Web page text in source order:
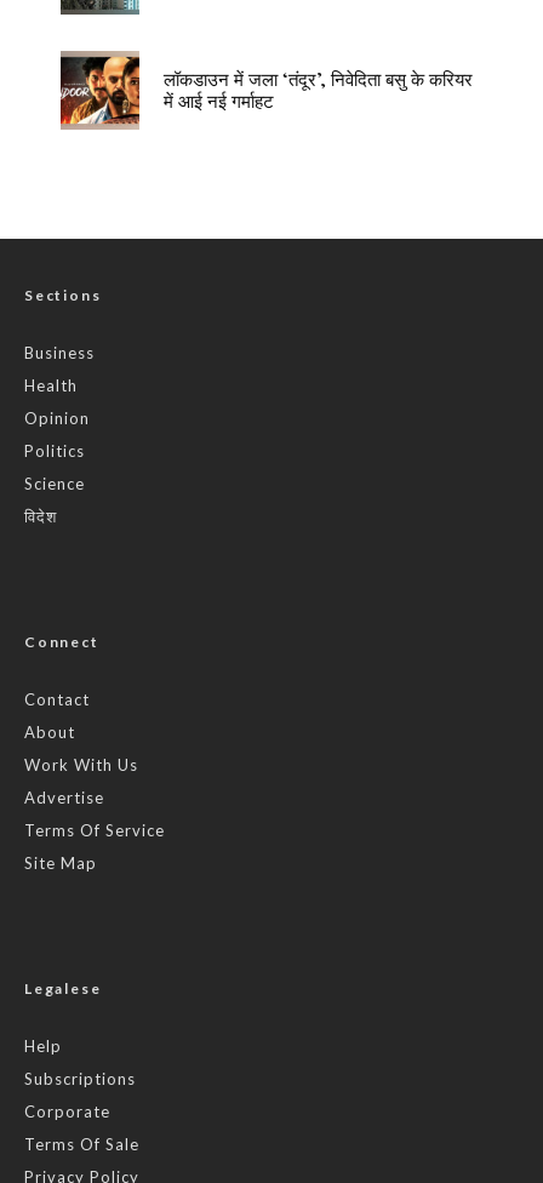
लॉकडाउन में जला ‘तंदूर’, निवेदिता बसु के करियर
में आई नई गर्माहट
Sections
Business
Health
Opinion
Politics
Science
विदेश
Connect
Contact
About
Work With Us
Advertise
Terms Of Service
Site Map
Legalese
Help
Subscriptions
Corporate
Terms Of Sale
Privacy Policy